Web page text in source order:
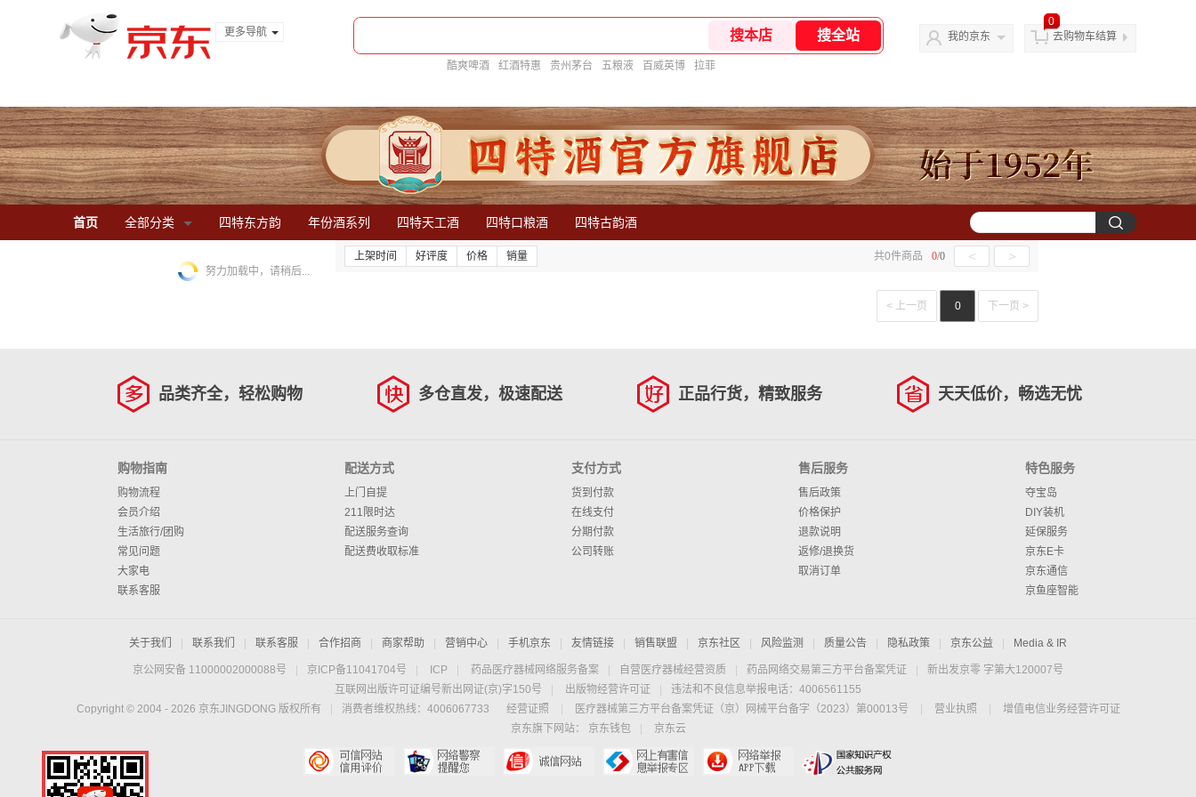
更多导航
酷爽啤酒 红酒特惠 贵州茅台 五粮液 百威英博 拉菲
我的京东
0
去购物车结算
首页 全部分类 四特东方韵 年份酒系列 四特天工酒 四特口粮酒 四特古韵酒
努力加载中，请稍后...
上架时间 好评度 价格 销量 0/0 < >
共0件商品
< 上一页 0 下一页 >
品类齐全，轻松购物 多仓直发，极速配送 正品行货，精致服务 天天低价，畅选无忧
购物指南
购物流程
会员介绍
生活旅行/团购
常见问题
大家电
联系客服
配送方式
上门自提
211限时达
配送服务查询
配送费收取标准
支付方式
货到付款
在线支付
分期付款
公司转账
售后服务
售后政策
价格保护
退款说明
返修/退换货
取消订单
特色服务
夺宝岛
DIY装机
延保服务
京东E卡
京东通信
京鱼座智能
关于我们 联系我们 联系客服 合作招商 商家帮助 营销中心 手机京东 友情链接 销售联盟 京东社区 风险监测 质量公告 隐私政策 京东公益 Media & IR
京公网安备 11000002000088号 京ICP备11041704号 ICP 药品医疗器械网络服务备案 自营医疗器械经营资质 药品网络交易第三方平台备案凭证
新出发京零 字第大120007号
互联网出版许可证编号新出网证(京)字150号
出版物经营许可证
违法和不良信息举报电话：4006561155
Copyright © 2004 - 2026 京东JINGDONG 版权所有 消费者维权热线：4006067733 经营证照 医疗器械第三方平台备案凭证（京）网械平台备字（2023）第00013号 营业执照
增值电信业务经营许可证
京东旗下网站：
京东钱包 京东云